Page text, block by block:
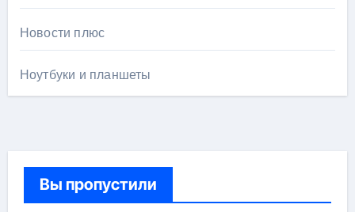
Новости плюс
Ноутбуки и планшеты
Вы пропустили